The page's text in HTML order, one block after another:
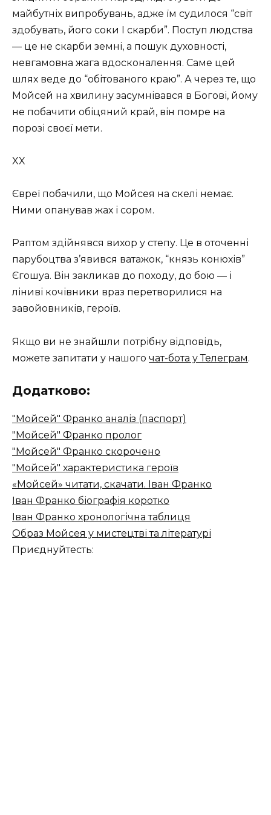
майбутніх випробувань, адже їм судилося “світ
здобувать, його соки І скарби”. Поступ людства
— це не скарби земні, а пошук духовності,
невгамовна жага вдосконалення. Саме цей
шлях веде до “обітованого краю”. А через те, що
Мойсей на хвилину засумнівався в Богові, йому
не побачити обіцяний край, він помре на
порозі своєї мети.
XX
Євреї побачили, що Мойсея на скелі немає.
Ними опанував жах і сором.
Раптом здійнявся вихор у степу. Це в оточенні
парубоцтва з’явився ватажок, “князь конюхів”
Єгошуа. Він закликав до походу, до бою — і
ліниві кочівники враз перетворилися на
завойовників, героїв.
Якщо ви не знайшли потрібну відповідь,
можете запитати у нашого чат-бота у Телеграм.
Додатково:
"Мойсей" Франко аналіз (паспорт)
"Мойсей" Франко пролог
"Мойсей" Франко скорочено
"Мойсей" характеристика героїв
«Мойсей» читати, скачати. Іван Франко
Іван Франко біографія коротко
Іван Франко хронологічна таблиця
Образ Мойсея у мистецтві та літературі
Приєднуйтесть: